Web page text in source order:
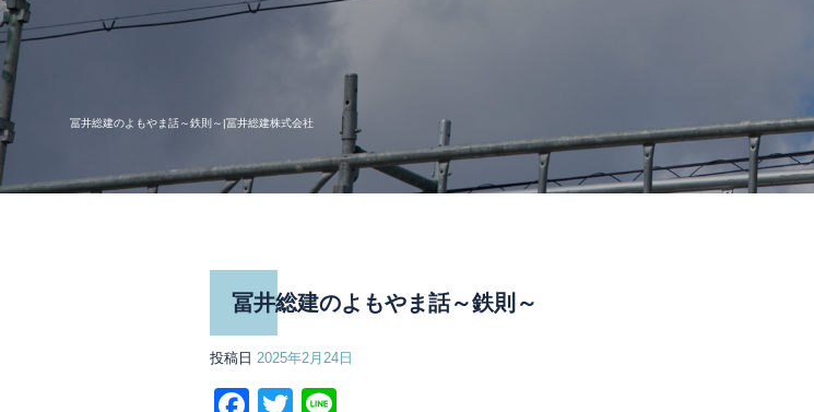
冨井総建のよもやま話～鉄則～|冨井総建株式会社
冨井総建のよもやま話～鉄則～
投稿日 2025年2月24日